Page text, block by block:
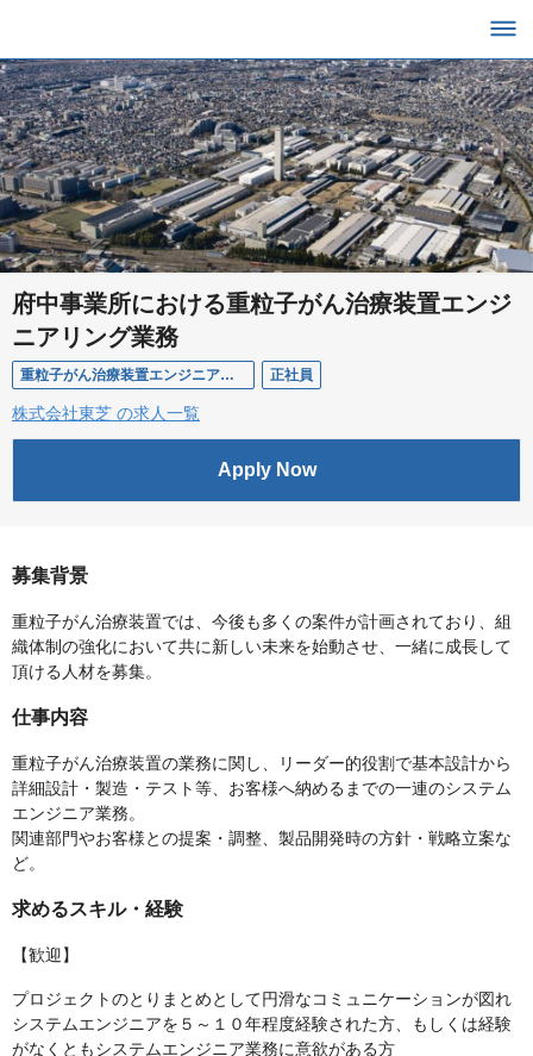
府中事業所における重粒子がん治療装置エンジ
ニアリング業務
重粒子がん治療装置エンジニアリング業務 正社員
株式会社東芝 の求人一覧
Apply Now
募集背景
重粒子がん治療装置では、今後も多くの案件が計画されており、組
織体制の強化において共に新しい未来を始動させ、一緒に成長して
頂ける人材を募集。
仕事内容
重粒子がん治療装置の業務に関し、リーダー的役割で基本設計から
詳細設計・製造・テスト等、お客様へ納めるまでの一連のシステム
エンジニア業務。
関連部門やお客様との提案・調整、製品開発時の方針・戦略立案な
ど。
求めるスキル・経験
【歓迎】
プロジェクトのとりまとめとして円滑なコミュニケーションが図れ
システムエンジニアを５～１０年程度経験された方、もしくは経験
がなくともシステムエンジニア業務に意欲がある方